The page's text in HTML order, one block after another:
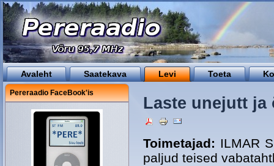
Avaleht Saatekava Levi Toeta
Pereraadio FaceBook'is
Laste unejutt ja
Toimetajad: ILMAR
paljud teised